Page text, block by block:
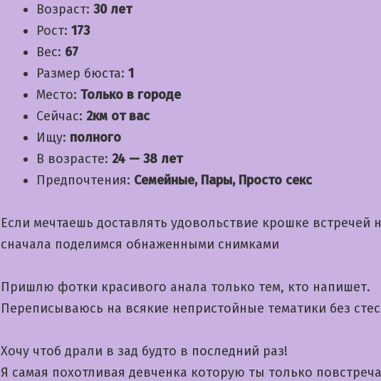
Возраст: 30 лет
Рост: 173
Вес: 67
Размер бюста: 1
Место: Только в городе
Сейчас: 2км от вас
Ищу: полного
В возрасте: 24 — 38 лет
Предпочтения: Семейные, Пары, Просто секс
Если мечтаешь доставлять удовольствие крошке встречей
сначала поделимся обнаженными снимками
Пришлю фотки красивого анала только тем, кто напишет.
Переписываюсь на всякие непристойные тематики без
Хочу чтоб драли в зад будто в последний раз!
Я самая похотливая девченка которую ты только